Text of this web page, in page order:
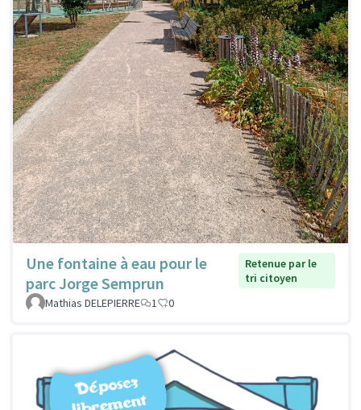
Une fontaine à eau pour le
parc Jorge Semprun
Retenue par le
tri citoyen
Mathias DELEPIERRE
1 0